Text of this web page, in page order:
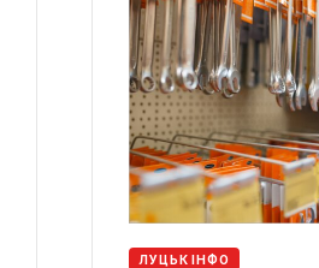
ЛУЦЬК ІНФО